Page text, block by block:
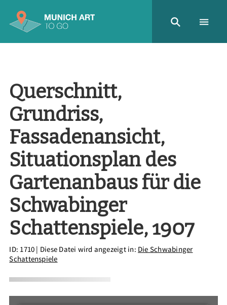
Querschnitt,
Grundriss,
Fassadenansicht,
Situationsplan des
Gartenanbaus für die
Schwabinger
Schattenspiele, 1907
ID: 1710 | Diese Datei wird angezeigt in: Die Schwabinger
Schattenspiele